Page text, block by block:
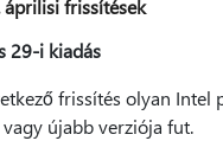
áprilisi frissítések
29-i kiadás
frissítés olyan Intel
újabb verziója fut.